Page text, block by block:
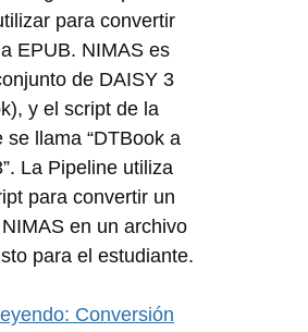
para convertir
EPUB. NIMAS es
de DAISY 3
y el script de la
se llama “DTBook a
La Pipeline utiliza
para convertir un
en un archivo
para el estudiante.
: Conversión